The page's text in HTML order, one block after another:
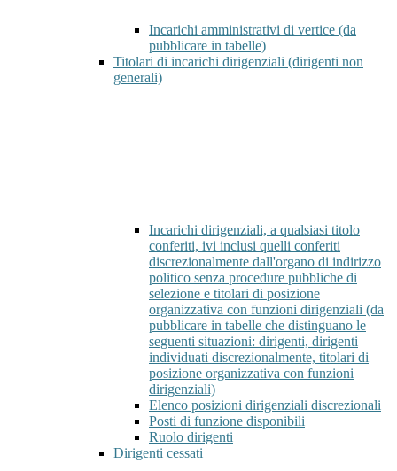
Incarichi amministrativi di vertice (da
pubblicare in tabelle)
Titolari di incarichi dirigenziali (dirigenti non
generali)
Incarichi dirigenziali, a qualsiasi titolo
conferiti, ivi inclusi quelli conferiti
discrezionalmente dall'organo di indirizzo
politico senza procedure pubbliche di
selezione e titolari di posizione
organizzativa con funzioni dirigenziali (da
pubblicare in tabelle che distinguano le
seguenti situazioni: dirigenti, dirigenti
individuati discrezionalmente, titolari di
posizione organizzativa con funzioni
dirigenziali)
Elenco posizioni dirigenziali discrezionali
Posti di funzione disponibili
Ruolo dirigenti
Dirigenti cessati